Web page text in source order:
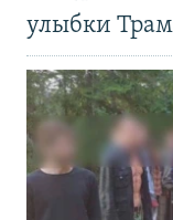
улыбки